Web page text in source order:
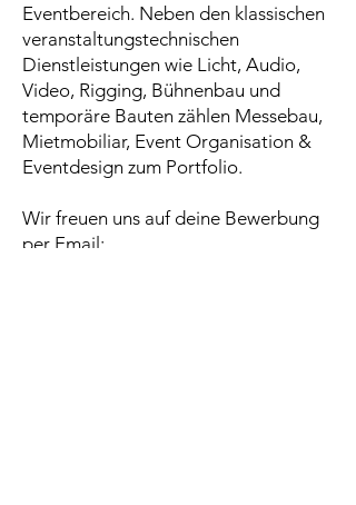
Eventbereich. Neben den klassischen
veranstaltungstechnischen
Dienstleistungen wie Licht, Audio,
Video, Rigging, Bühnenbau und
temporäre Bauten zählen Messebau,
Mietmobiliar, Event Organisation &
Eventdesign zum Portfolio.
Wir freuen uns auf deine Bewerbung
per Email: